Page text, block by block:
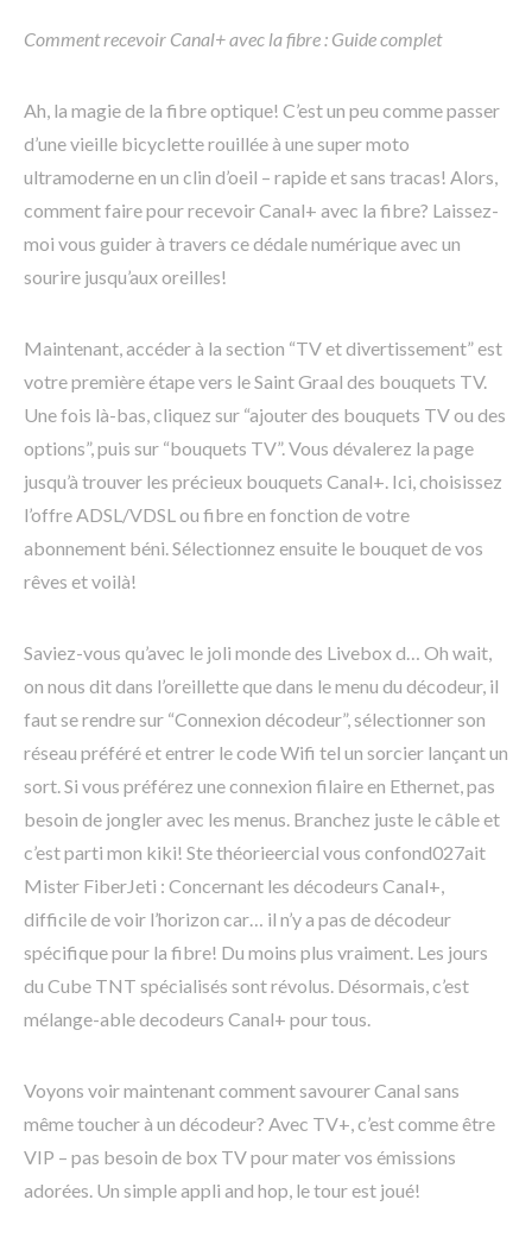
Comment recevoir Canal+ avec la fibre : Guide complet
Ah, la magie de la fibre optique! C’est un peu comme passer
d’une vieille bicyclette rouillée à une super moto
ultramoderne en un clin d’oeil – rapide et sans tracas! Alors,
comment faire pour recevoir Canal+ avec la fibre? Laissez-
moi vous guider à travers ce dédale numérique avec un
sourire jusqu’aux oreilles!
Maintenant, accéder à la section “TV et divertissement” est
votre première étape vers le Saint Graal des bouquets TV.
Une fois là-bas, cliquez sur “ajouter des bouquets TV ou des
options”, puis sur “bouquets TV”. Vous dévalerez la page
jusqu’à trouver les précieux bouquets Canal+. Ici, choisissez
l’offre ADSL/VDSL ou fibre en fonction de votre
abonnement béni. Sélectionnez ensuite le bouquet de vos
rêves et voilà!
Saviez-vous qu’avec le joli monde des Livebox d… Oh wait,
on nous dit dans l’oreillette que dans le menu du décodeur, il
faut se rendre sur “Connexion décodeur”, sélectionner son
réseau préféré et entrer le code Wifi tel un sorcier lançant un
sort. Si vous préférez une connexion filaire en Ethernet, pas
besoin de jongler avec les menus. Branchez juste le câble et
c’est parti mon kiki! Ste théorieercial vous confond027ait
Mister FiberJeti : Concernant les décodeurs Canal+,
difficile de voir l’horizon car… il n’y a pas de décodeur
spécifique pour la fibre! Du moins plus vraiment. Les jours
du Cube TNT spécialisés sont révolus. Désormais, c’est
mélange-able decodeurs Canal+ pour tous.
Voyons voir maintenant comment savourer Canal sans
même toucher à un décodeur? Avec TV+, c’est comme être
VIP – pas besoin de box TV pour mater vos émissions
adorées. Un simple appli and hop, le tour est joué!